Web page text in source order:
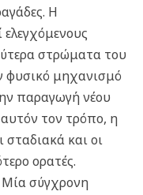
Η
στρώματα του
φυσικό μηχανισμό
παραγωγή νέου
τον τρόπο, η
σταδιακά και οι
ορατές.
σύγχρονη